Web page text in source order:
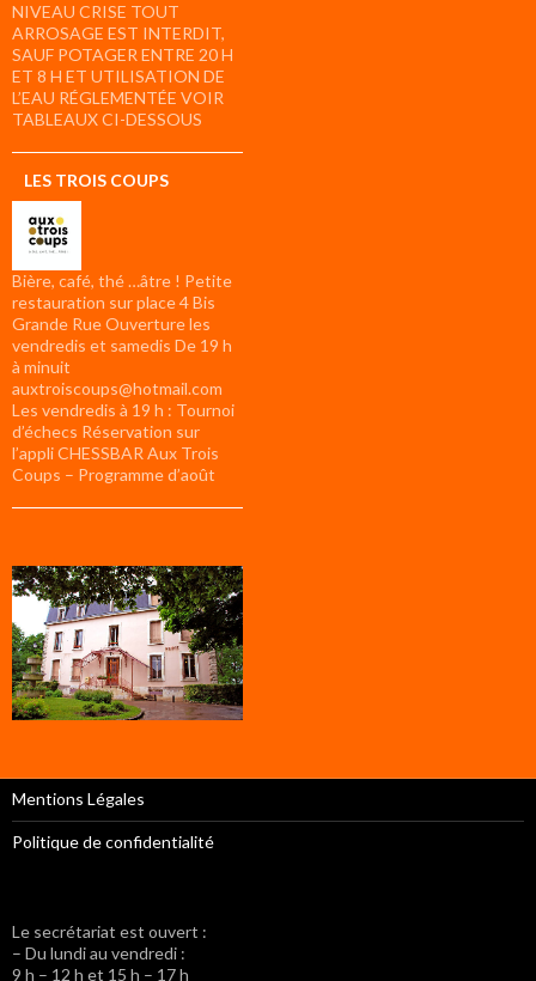
NIVEAU CRISE TOUT
ARROSAGE EST INTERDIT,
SAUF POTAGER ENTRE 20 H
ET 8 H ET UTILISATION DE
L’EAU RÉGLEMENTÉE VOIR
TABLEAUX CI-DESSOUS
LES TROIS COUPS
Bière, café, thé …âtre ! Petite
restauration sur place 4 Bis
Grande Rue Ouverture les
vendredis et samedis De 19 h
à minuit
auxtroiscoups@hotmail.com
Les vendredis à 19 h : Tournoi
d’échecs Réservation sur
l’appli CHESSBAR Aux Trois
Coups – Programme d’août
Mentions Légales
Politique de confidentialité
Le secrétariat est ouvert :
– Du lundi au vendredi :
9 h – 12 h et 15 h – 17 h